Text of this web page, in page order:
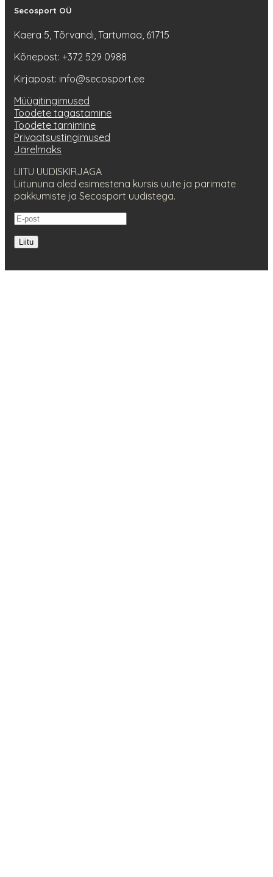
Secosport OÜ
Kaera 5, Tõrvandi, Tartumaa, 61715
Kõnepost: +372 529 0988
Kirjapost: info@secosport.ee
Müügitingimused
Toodete tagastamine
Toodete tarnimine
Privaatsustingimused
Järelmaks
LIITU UUDISKIRJAGA
Liitununa oled esimestena kursis uute ja parimate
pakkumiste ja Secosport uudistega.
Liitu